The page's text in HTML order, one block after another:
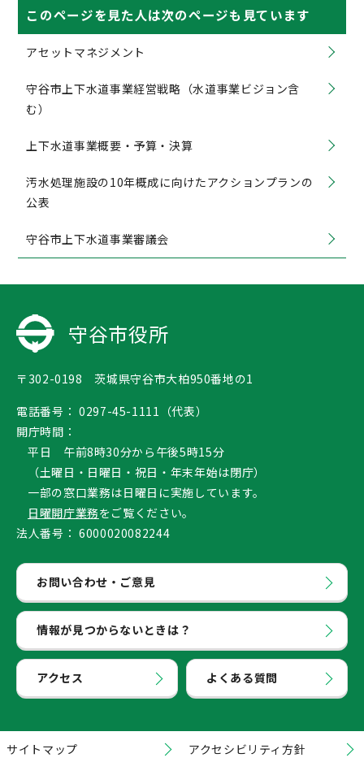
このページを見た人は次のページも見ています
アセットマネジメント
守谷市上下水道事業経営戦略（水道事業ビジョン含
む）
上下水道事業概要・予算・決算
汚水処理施設の10年概成に向けたアクションプランの
公表
守谷市上下水道事業審議会
守谷市役所
〒302-0198 茨城県守谷市大柏950番地の1
電話番号： 0297-45-1111（代表）
開庁時間：
平日 午前8時30分から午後5時15分
（土曜日・日曜日・祝日・年末年始は閉庁）
一部の窓口業務は日曜日に実施しています。
日曜開庁業務をご覧ください。
法人番号： 6000020082244
お問い合わせ・ご意見
情報が見つからないときは？
アクセス よくある質問
サイトマップ アクセシビリティ方針